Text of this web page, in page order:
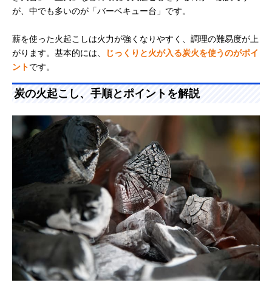
が、中でも多いのが「バーベキュー台」です。
薪を使った火起こしは火力が強くなりやすく、調理の難易度が上
がります。基本的には、
じっくりと火が入る炭火を使うのがポイ
ントです。
炭の火起こし、手順とポイントを解説